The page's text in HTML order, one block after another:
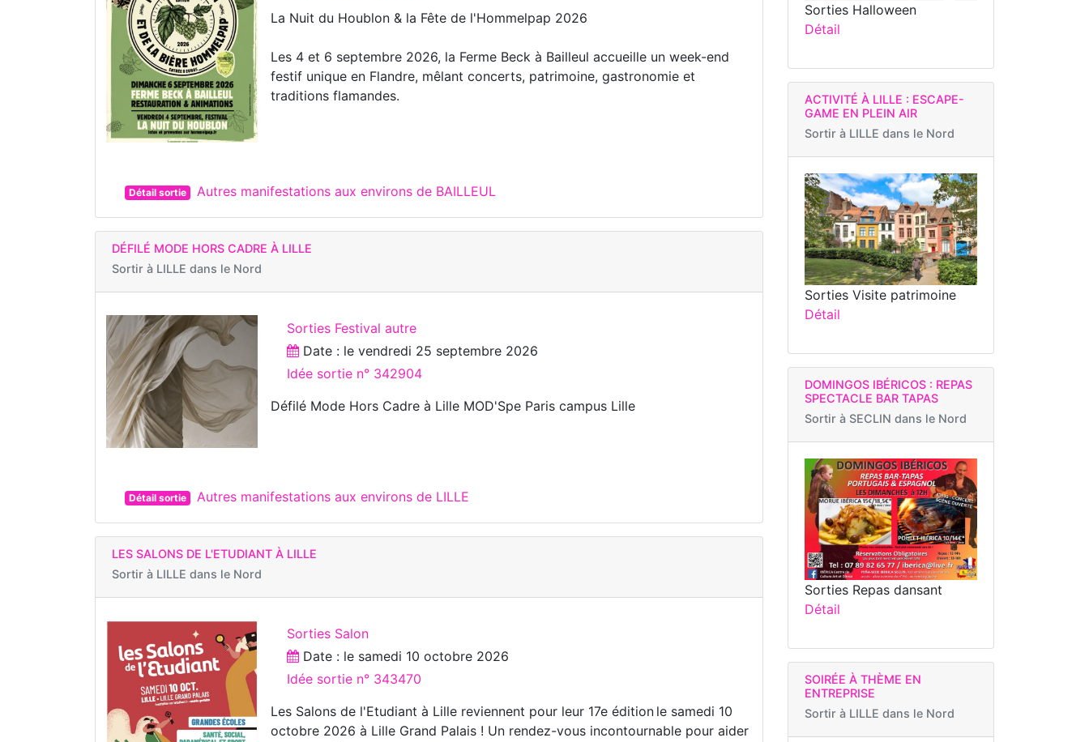
La Nuit du Houblon & la Fête de l'Hommelpap 2026
Les 4 et 6 septembre 2026, la Ferme Beck à Bailleul accueille un week-end
festif unique en Flandre, mêlant concerts, patrimoine, gastronomie et
traditions flamandes.
Détail sortie Autres manifestations aux environs de BAILLEUL
DÉFILÉ MODE HORS CADRE À LILLE
Sortir à LILLE dans le Nord
Sorties Festival autre
Date : levendredi 25 septembre 2026
Idée sortie n° 342904
Défilé Mode Hors Cadre à Lille MOD'Spe Paris campus Lille
Détail sortie Autres manifestations aux environs de LILLE
LES SALONS DE L'ETUDIANT À LILLE
Sortir à LILLE dans le Nord
Sorties Salon
Date : le samedi 10 octobre 2026
Idée sortie n° 343470
Les Salons de l'Etudiant à Lille reviennent pour leur 17e édition le samedi 10
octobre 2026 à Lille Grand Palais ! Un rendez-vous incontournable pour aider
Sorties Halloween
Détail
ACTIVITÉ À LILLE : ESCAPE-
GAME EN PLEIN AIR
Sortir à LILLE dans le Nord
Sorties Visite patrimoine
Détail
DOMINGOS IBÉRICOS : REPAS
SPECTACLE BAR TAPAS
Sortir à SECLIN dans le Nord
Sorties Repas dansant
Détail
SOIRÉE À THÈME EN
ENTREPRISE
Sortir à LILLE dans le Nord